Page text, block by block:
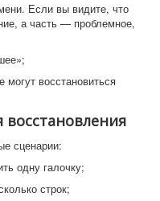
Если вы видите, что
а часть — проблемное,
восстановиться
сценарии:
одну галочку;
строк;